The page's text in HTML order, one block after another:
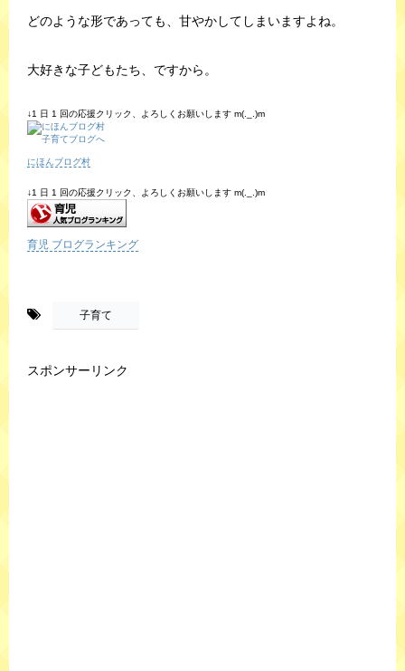
どのような形であっても、甘やかしてしまいますよね。
大好きな子どもたち、ですから。
↓1 日 1 回の応援クリック、よろしくお願いします m(._.)m
にほんブログ村
↓1 日 1 回の応援クリック、よろしくお願いします m(._.)m
育児 ブログランキング
子育て
スポンサーリンク